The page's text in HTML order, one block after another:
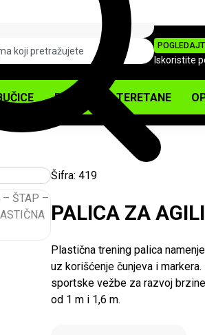
Iskoristite
PODOVI ZA TERETANE
Šifra: 419
PALICA ZA
Plastična trening palica
uz korišćenje čunjeva i
sportske vežbe za razvoj
od 1 m i 1,6 m.